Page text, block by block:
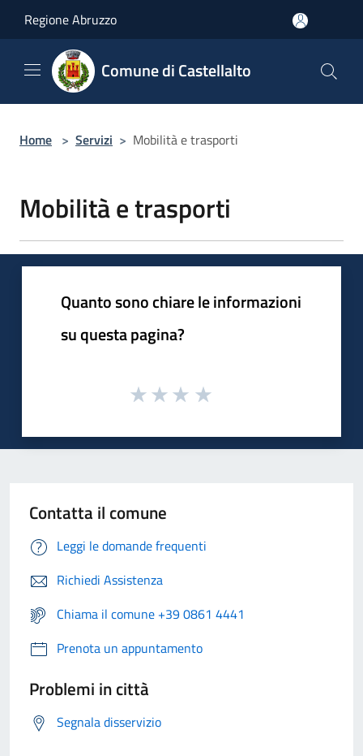
Regione Abruzzo
Comune di Castellalto
Home > Servizi > Mobilità e trasporti
Mobilità e trasporti
Quanto sono chiare le informazioni
su questa pagina?
Contatta il comune
Leggi le domande frequenti
Richiedi Assistenza
Chiama il comune +39 0861 4441
Prenota un appuntamento
Problemi in città
Segnala disservizio